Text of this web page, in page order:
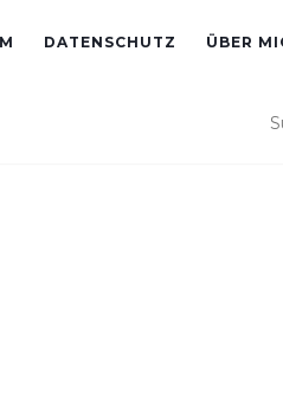
DATENSCHUTZ ÜBER